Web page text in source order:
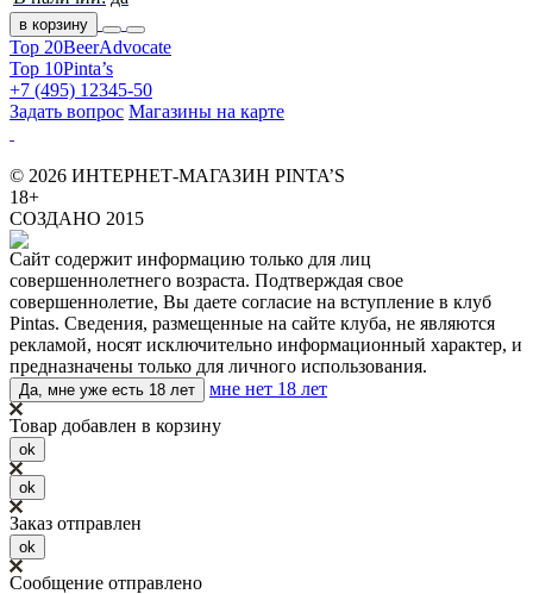
в корзину
Top 20BeerAdvocate
Top 10Pinta’s
+7 (495) 12345-50
Задать вопрос Магазины на карте
© 2026 ИНТЕРНЕТ-МАГАЗИН PINTA’S
18+
СОЗДАНО 2015
Сайт содержит информацию только для лиц
совершеннолетнего возраста. Подтверждая свое
совершеннолетие, Вы даете согласие на вступление в клуб
Pintas. Сведения, размещенные на сайте клуба, не являются
рекламой, носят исключительно информационный характер, и
предназначены только для личного использования.
Да, мне уже есть 18 лет
мне нет 18 лет
Товар добавлен в корзину
ok
ok
Заказ отправлен
ok
Сообщение отправлено